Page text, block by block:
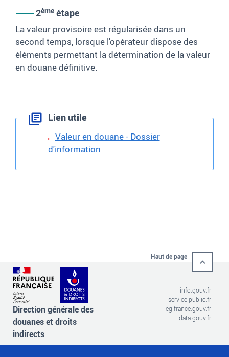
2ème étape
La valeur provisoire est régularisée dans un
second temps, lorsque l'opérateur dispose des
éléments permettant la détermination de la valeur
en douane définitive.
Lien utile
Valeur en douane - Dossier
d'information
Haut de page
Direction générale des
douanes et droits
indirects
info.gouv.fr
service-public.fr
legifrance.gouv.fr
data.gouv.fr